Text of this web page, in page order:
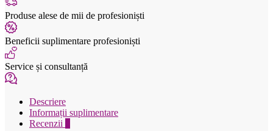
Produse alese de mii de profesioniști
Beneficii suplimentare profesioniști
Service și consultanță
Descriere
Informații suplimentare
Recenzii